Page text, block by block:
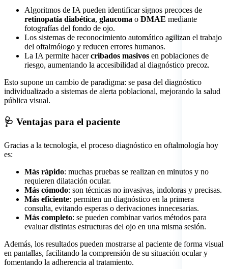
Algoritmos de IA pueden identificar signos precoces de
retinopatía diabética, glaucoma o DMAE mediante
fotografías del fondo de ojo.
Los sistemas de reconocimiento automático agilizan el trabajo
del oftalmólogo y reducen errores humanos.
La IA permite hacercribados masivos en poblaciones de
riesgo, aumentando la accesibilidad al diagnóstico precoz.
Esto supone un cambio de paradigma: se pasa del diagnóstico
individualizado a sistemas de alerta poblacional, mejorando la salud
pública visual.
🩺 Ventajas para el paciente
Gracias a la tecnología, el proceso diagnóstico en oftalmología hoy
es:
Más rápido: muchas pruebas se realizan en minutos y no
requieren dilatación ocular.
Más cómodo: son técnicas no invasivas, indoloras y precisas.
Más eficiente: permiten un diagnóstico en la primera
consulta, evitando esperas o derivaciones innecesarias.
Más completo: se pueden combinar varios métodos para
evaluar distintas estructuras del ojo en una misma sesión.
Además, los resultados pueden mostrarse al paciente de forma visual
en pantallas, facilitando la comprensión de su situación ocular y
fomentando la adherencia al tratamiento.